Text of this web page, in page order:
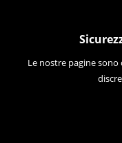
Le nostre pagine